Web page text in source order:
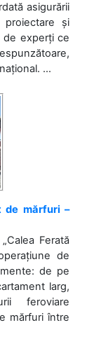
asigurării
și
de experți ce
...
de mărfuri –
Ferată
de
de pe
larg,
feroviare
mărfuri între